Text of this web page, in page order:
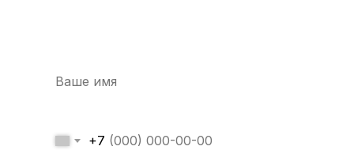
+7